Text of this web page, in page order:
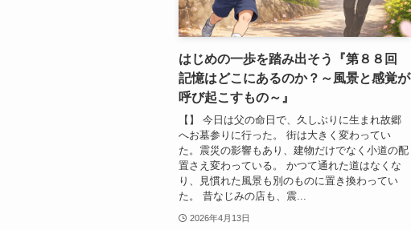
はじめの一歩を踏み出そう『第８８回
記憶はどこにあるのか？～風景と感覚が
呼び起こすもの～』
【】 今日は父の命日で、久しぶりに生まれ故郷
へお墓参りに行った。 街は大きく変わってい
た。震災の影響もあり、建物だけでなく小道の配
置さえ変わっている。 かつて通れた道はなくな
り、見慣れた風景も別のものに置き換わってい
た。 昔なじみの店も、震...
2026年4月13日